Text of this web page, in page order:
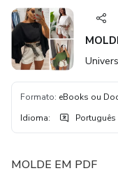
Formato: eBooks ou
Idioma: Português
MOLDE EM PDF